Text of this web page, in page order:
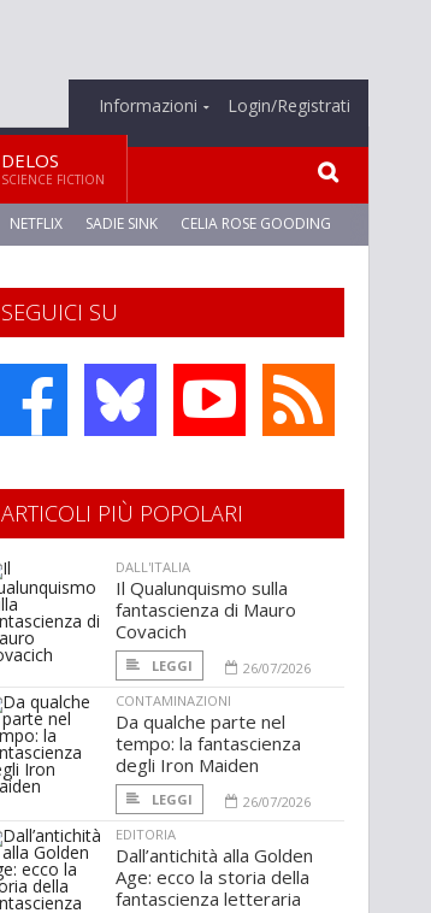
Informazioni Login/Registrati
DELOS
SCIENCE FICTION
NETFLIX SADIE SINK CELIA ROSE GOODING
SEGUICI SU
ARTICOLI PIÙ POPOLARI
DALL'ITALIA
Il Qualunquismo sulla
fantascienza di Mauro
Covacich
LEGGI
26/07/2026
CONTAMINAZIONI
Da qualche parte nel
tempo: la fantascienza
degli Iron Maiden
LEGGI
26/07/2026
EDITORIA
Dall’antichità alla Golden
Age: ecco la storia della
fantascienza letteraria